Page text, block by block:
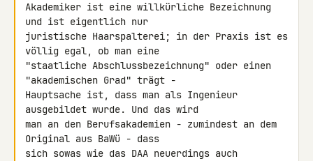
Akademiker ist eine willkürliche Bezeichnung
und ist eigentlich nur
juristische Haarspalterei; in der Praxis ist es
völlig egal, ob man eine
"staatliche Abschlussbezeichnung" oder einen
"akademischen Grad" trägt -
Hauptsache ist, dass man als Ingenieur
ausgebildet wurde. Und das wird
man an den Berufsakademien - zumindest an dem
Original aus BaWü - dass
sich sowas wie das DAA neuerdings auch